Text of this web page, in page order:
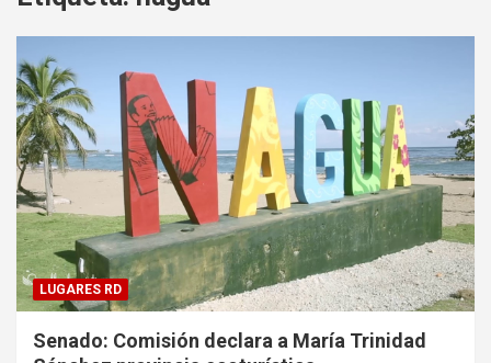
LUGARES RD
Senado: Comisión declara a María Trinidad